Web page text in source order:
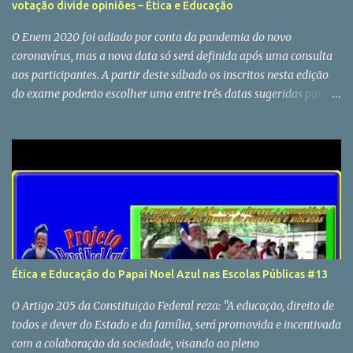
votação divide opiniões – Ética e Educação
O Enem 2020 foi adiado por conta da pandemia do novo
coronavírus, mas a nova data só será definida após uma consulta
aos participantes. A partir deste sábado os inscritos nesta edição
do exame poderão escolher uma entre três datas sugeridas para a
enquete. Fonte: Começa enquete para escolha de nova data do
Ética e Educação do Papai Noel Azul nas Escolas Públicas #13
O Artigo 205 da Constituição Federal reza: "A educação, direito de
todos e dever do Estado e da família, será promovida e incentivada
com a colaboração da sociedade, visando ao pleno